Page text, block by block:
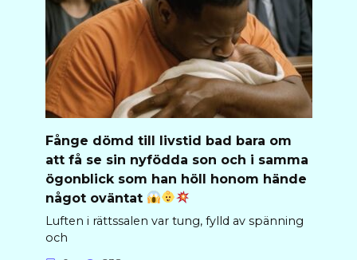
Fånge dömd till livstid bad bara om
att få se sin nyfödda son och i samma
ögonblick som han höll honom hände
något oväntat
Luften i rättssalen var tung, fylld av spänning
och